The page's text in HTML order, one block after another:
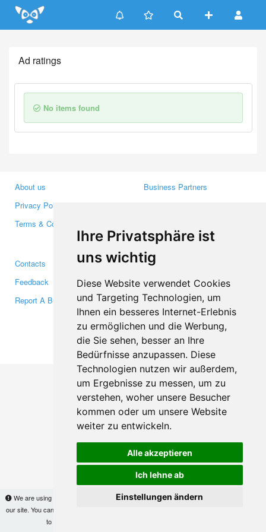
Ihre Privatsphäre ist
uns wichtig
Diese Website verwendet Cookies
und Targeting Technologien, um
Ihnen ein besseres Internet-Erlebnis
zu ermöglichen und die Werbung,
die Sie sehen, besser an Ihre
Bedürfnisse anzupassen. Diese
Technologien nutzen wir außerdem,
um Ergebnisse zu messen, um zu
verstehen, woher unsere Besucher
kommen oder um unsere Website
weiter zu entwickeln.
Alle akzeptieren
Ich lehne ab
Einstellungen ändern
Update cookies preferences
We are using cookies to provide statistics that help us give you the best experience of
our site. You can find out more
to use the site without changes, you are agreeing to it.
Ad ratings
No items found
About us
Privacy Policy
Terms & Conditions
Business Partners
Media
Contacts
Feedback
Report A Bug
Facebook
Twitter
YouTube
Google+
Makis© Copyright 2026